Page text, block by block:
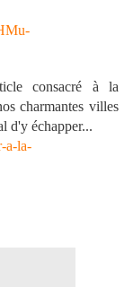
consacré à la
charmantes villes
d'y échapper...
a-la-